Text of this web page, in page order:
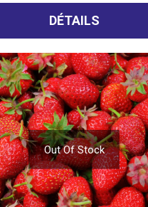
DÉTAILS
Out Of Stock